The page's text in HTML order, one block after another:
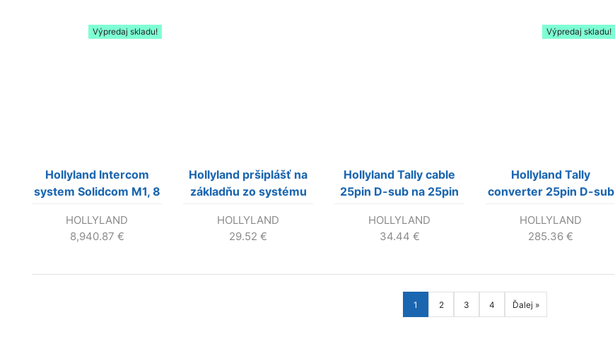
Výpredaj skladu!
Hollyland Intercom
system Solidcom M1, 8
HOLLYLAND
8,940.87 €
Hollyland pršiplášť na
základňu zo systému
HOLLYLAND
29.52 €
Hollyland Tally cable
25pin D-sub na 25pin
HOLLYLAND
34.44 €
Výpredaj skladu!
Hollyland Tally
converter 25pin D-sub
HOLLYLAND
285.36 €
1 2 3 4 Ďalej »